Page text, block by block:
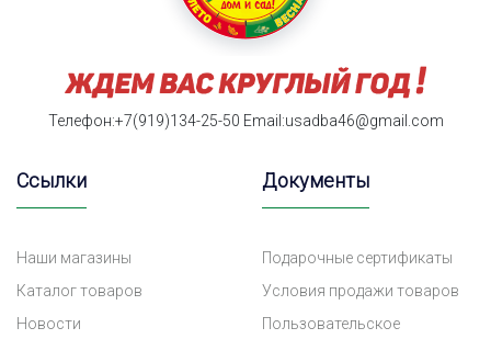
Телефон:+7(919)134-25-50 Email:usadba46@gmail.com
Ссылки
Наши магазины
Каталог товаров
Новости
Документы
Подарочные сертификаты
Условия продажи товаров
Пользовательское